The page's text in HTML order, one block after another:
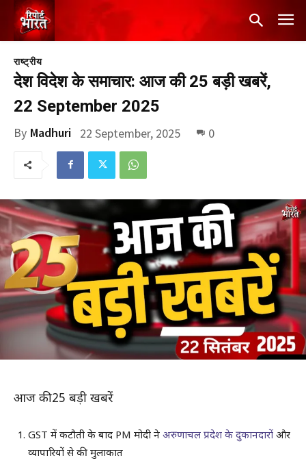
राष्ट्रीय
देश विदेश के समाचार: आज की 25 बड़ी खबरें,
22 September 2025
By Madhuri 22 September, 2025 0
आज की 25 बड़ी खबरें
GST में कटौती के बाद PM मोदी ने अरुणाचल प्रदेश के दुकानदारों और
व्यापारियों से की मुलाकात